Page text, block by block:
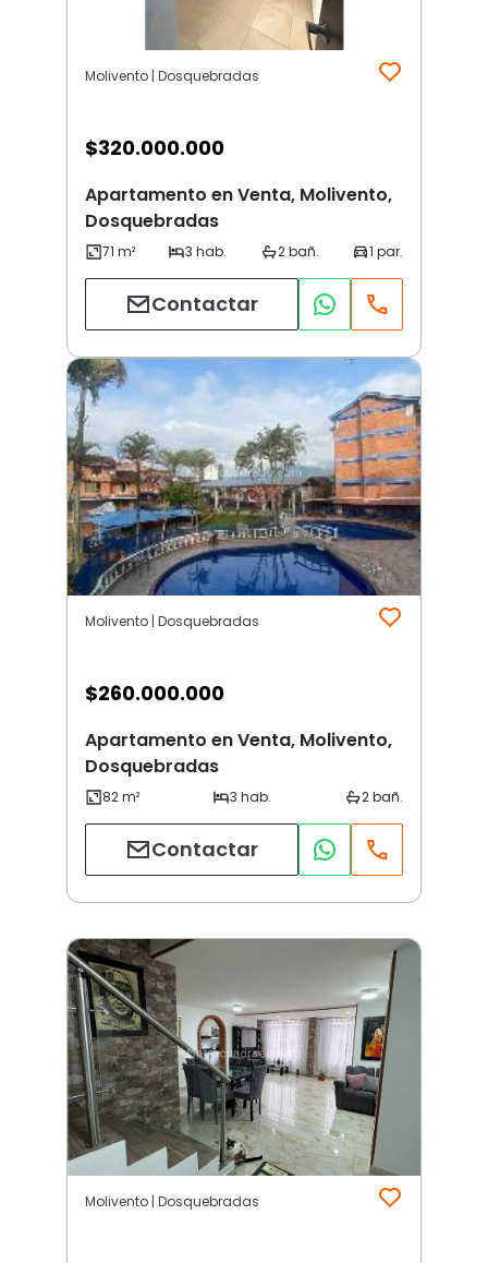
Molivento | Dosquebradas
$320.000.000
Apartamento en Venta, Molivento,
Dosquebradas
Contactar
Molivento | Dosquebradas
$260.000.000
Apartamento en Venta, Molivento,
Dosquebradas
Contactar
Molivento | Dosquebradas